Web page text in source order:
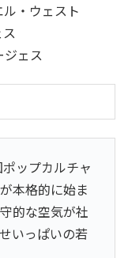
・ウェスト
ジェス
ップカルチャ
本格的に始ま
的な空気が社
いっぱいの若